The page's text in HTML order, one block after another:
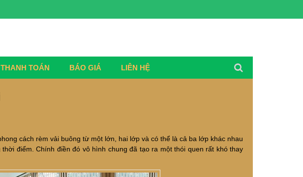
THANH TOÁN BÁO GIÁ LIÊN HỆ
cách rèm vải buông từ một lớn, hai lớp và có thể là cả ba lớp khác nhau
điểm. Chính điền đó vô hình chung đã tạo ra một thói quen rất khó thay